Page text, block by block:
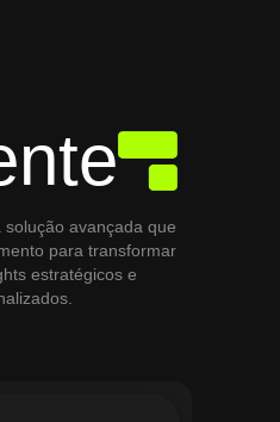
solução avançada que
para transformar
estratégicos e